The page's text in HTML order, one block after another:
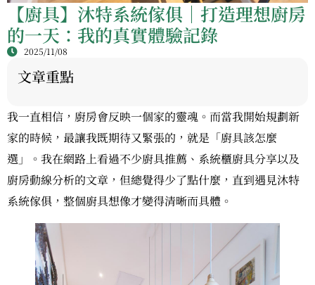
【廚具】沐特系統傢俱｜打造理想廚房
的一天：我的真實體驗記錄
2025/11/08
文章重點
我一直相信，廚房會反映一個家的靈魂。而當我開始規劃新
家的時候，最讓我既期待又緊張的，就是「廚具該怎麼
選」。我在網路上看過不少廚具推薦、系統櫃廚具分享以及
廚房動線分析的文章，但總覺得少了點什麼，直到遇見沐特
系統傢俱，整個廚具想像才變得清晰而具體。